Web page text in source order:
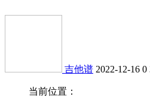
吉他谱 2022-12-16 0
当前位置：